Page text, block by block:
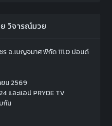
วิจารณ์มวย
อ.เบญจมาศ พิกัด 111.0 ปอนด์
ยน 2569
และแอป PRYDE TV
กัน